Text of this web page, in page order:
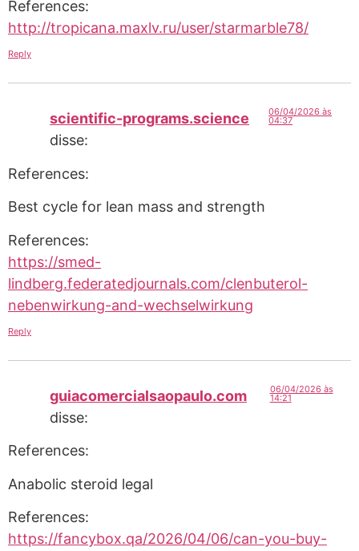
References:
http://tropicana.maxlv.ru/user/starmarble78/
Reply
scientific-programs.science
disse:
06/04/2026 às
04:37
References:
Best cycle for lean mass and strength
References:
https://smed-
lindberg.federatedjournals.com/clenbuterol-
nebenwirkung-and-wechselwirkung
Reply
guiacomercialsaopaulo.com
disse:
06/04/2026 às
14:21
References:
Anabolic steroid legal
References:
https://fancybox.qa/2026/04/06/can-you-buy-